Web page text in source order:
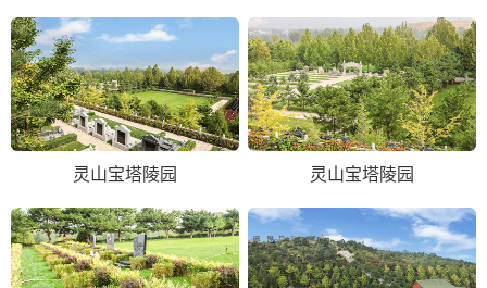
灵山宝塔陵园 灵山宝塔陵园